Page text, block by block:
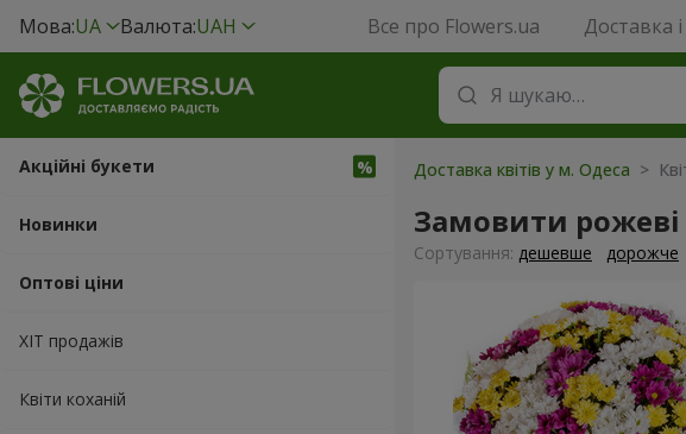
Мова:UA Валюта:UAH Все про Flowers.ua Доставка
Акційні букети
Новинки
Оптові ціни
ХІТ продажів
Квіти коханій
Доставка квітів у м. Одеса >
Замовити
Сортування: дешевше дорожче